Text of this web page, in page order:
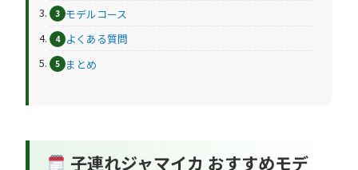
モデルコース
よくある質問
まとめ
子連れジャマイカ おすすめモデ